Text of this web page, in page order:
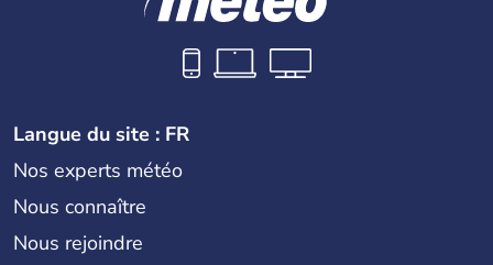
Langue du site : FR
Nos experts météo
Nous connaître
Nous rejoindre